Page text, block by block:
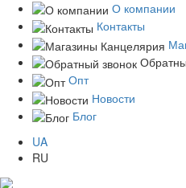
О компании
Контакты
Опт
Новости
Блог
UA
RU